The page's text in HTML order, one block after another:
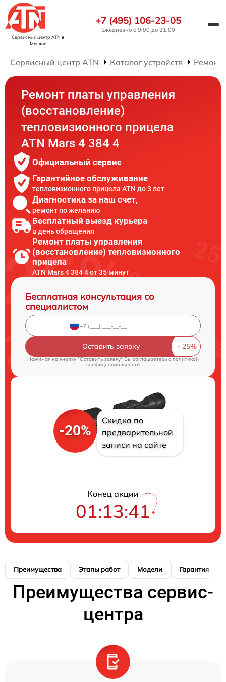
Сервисный центр ATN в
Москве
+7 (495) 106-23-05
Ежедневно с 9:00 до 21:00
Сервисный центр ATN Каталог устройств Ремонт
Ремонт платы управления
(восстановление)
тепловизионного прицела
ATN Mars 4 384 4
Официальный сервис
Гарантийное обслуживание
тепловизионного прицела ATN до 3 лет
Диагностика за наш счет,
ремонт по желанию
Бесплатный выезд курьера
в день обращения
Ремонт платы управления
(восстановление) тепловизионного
прицела
ATN Mars 4 384 4 от 35 минут
Бесплатная консультация со
специалистом
Оставить заявку
Нажимая на кнопку "Оставить заявку" Вы соглашаетесь cполитикой
конфиденциальности
-20%
Скидка по
предварительной
записи на сайте
Конец акции
01:13:40
Преимущества Этапы работ Модели Гарантия
Преимущества сервис-
центра